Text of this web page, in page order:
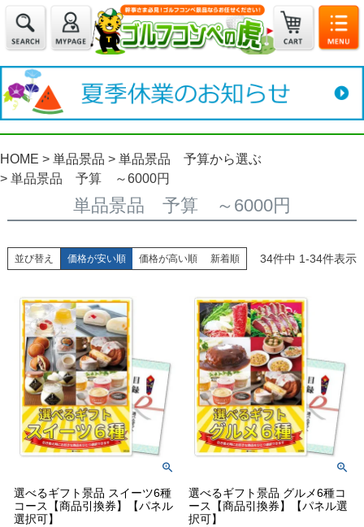
HOME 単品景品
単品景品 予算から選ぶ
単品景品 予算 ～6000円
単品景品 予算 ～6000円
並び替え 価格が安い順 価格が高い順 新着順 34件中 1-34件表示
選べるギフト景品 スイーツ6種
コース【商品引換券】【パネル
選択可】
選べるギフト景品 グルメ6種コ
ース【商品引換券】【パネル選
択可】